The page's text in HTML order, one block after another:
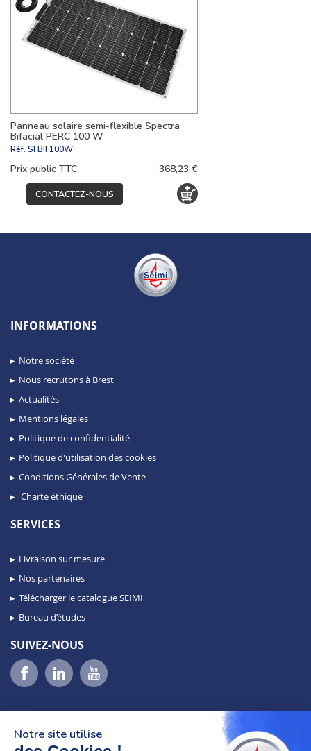
Panneau solaire semi-flexible Spectra
Bifacial PERC 100 W
Réf. SFBIF100W
Prix public TTC 368,23 €
CONTACTEZ-NOUS
INFORMATIONS
Notre société
Nous recrutons à Brest
Actualités
Mentions légales
Politique de confidentialité
Politique d'utilisation des cookies
Conditions Générales de Vente
Charte éthique
SERVICES
Livraison sur mesure
Nos partenaires
Télécharger le catalogue SEIMI
Bureau d’études
SUIVEZ-NOUS
Notre site utilise